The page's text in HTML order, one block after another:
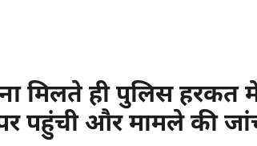
मिलते ही पुलिस
पहुंची और मामले की